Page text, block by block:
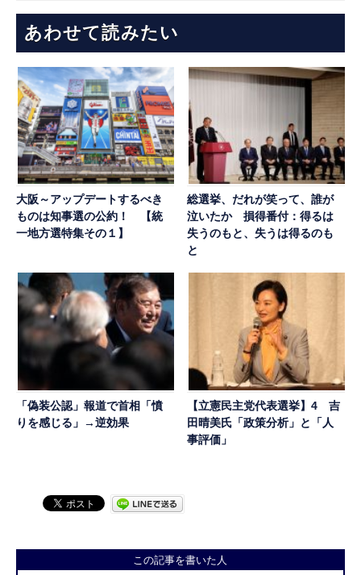
あわせて読みたい
大阪～アップデートするべき
ものは知事選の公約！ 【統
一地方選特集その１】
総選挙、だれが笑って、誰が
泣いたか 損得番付：得るは
失うのもと、失うは得るのも
と
「偽装公認」報道で首相「憤
りを感じる」→逆効果
【立憲民主党代表選挙】4 吉
田晴美氏「政策分析」と「人
事評価」
この記事を書いた人